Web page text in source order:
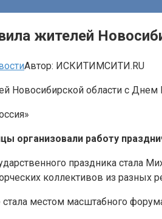
жителей
Автор: ИСКИТИМСИТИ.RU
организовали работу
праздника стала
коллективов из разных
местом масштабного